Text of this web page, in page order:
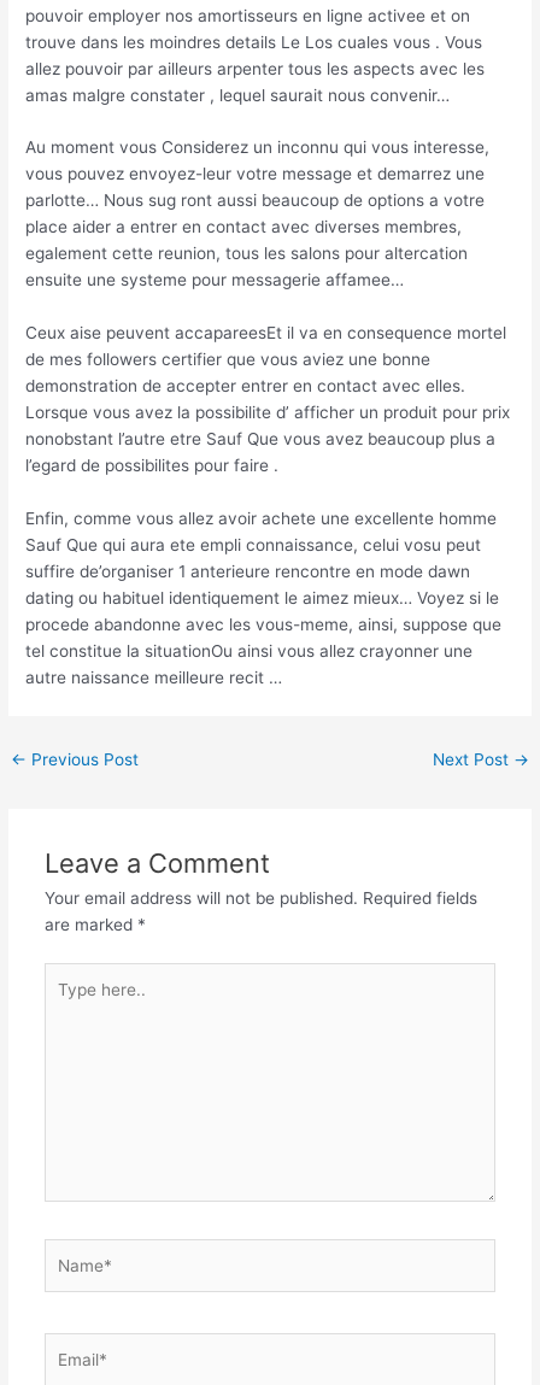
pouvoir employer nos amortisseurs en ligne activee et on
trouve dans les moindres details Le Los cuales vous . Vous
allez pouvoir par ailleurs arpenter tous les aspects avec les
amas malgre constater , lequel saurait nous convenir…
Au moment vous Considerez un inconnu qui vous interesse,
vous pouvez envoyez-leur votre message et demarrez une
parlotte… Nous sug ront aussi beaucoup de options a votre
place aider a entrer en contact avec diverses membres,
egalement cette reunion, tous les salons pour altercation
ensuite une systeme pour messagerie affamee…
Ceux aise peuvent accapareesEt il va en consequence mortel
de mes followers certifier que vous aviez une bonne
demonstration de accepter entrer en contact avec elles.
Lorsque vous avez la possibilite d’ afficher un produit pour prix
nonobstant l’autre etre Sauf Que vous avez beaucoup plus a
l’egard de possibilites pour faire .
Enfin, comme vous allez avoir achete une excellente homme
Sauf Que qui aura ete empli connaissance, celui vosu peut
suffire de’organiser 1 anterieure rencontre en mode dawn
dating ou habituel identiquement le aimez mieux… Voyez si le
procede abandonne avec les vous-meme, ainsi, suppose que
tel constitue la situationOu ainsi vous allez crayonner une
autre naissance meilleure recit …
← Previous Post Next Post →
Leave a Comment
Your email address will not be published. Required fields
are marked *
here..